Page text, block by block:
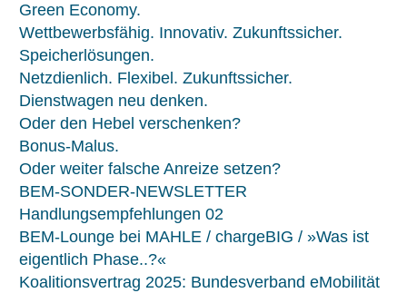
Green Economy.
Wettbewerbsfähig. Innovativ. Zukunftssicher.
Speicherlösungen.
Netzdienlich. Flexibel. Zukunftssicher.
Dienstwagen neu denken.
Oder den Hebel verschenken?
Bonus-Malus.
Oder weiter falsche Anreize setzen?
BEM-SONDER-NEWSLETTER
Handlungsempfehlungen 02
BEM-Lounge bei MAHLE / chargeBIG / »Was ist
eigentlich Phase..?«
Koalitionsvertrag 2025: Bundesverband eMobilität